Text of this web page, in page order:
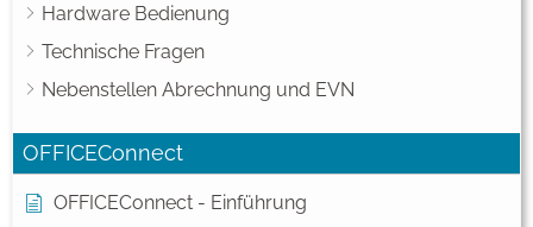
Hardware Bedienung
Technische Fragen
Nebenstellen Abrechnung und EVN
OFFICEConnect
OFFICEConnect - Einführung